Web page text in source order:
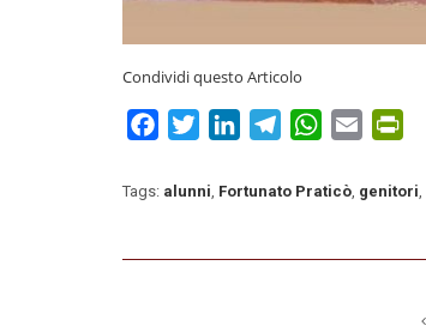
Condividi questo Articolo
FacebookTwitterLinkedInTelegramWhatsApp
Email
Tags: alunni, Fortunato Praticò, genitori,